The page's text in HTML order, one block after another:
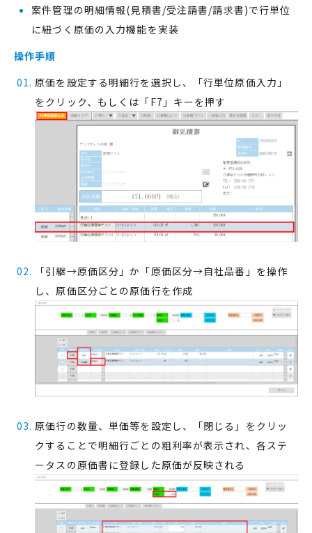
案件管理の明細情報(見積書/受注請書/請求書)で行単位
に紐づく原価の入力機能を実装
操作手順
原価を設定する明細行を選択し、「行単位原価入力」
をクリック、もしくは「F7」キーを押す
「引継→原価区分」か「原価区分→自社品番」を操作
し、原価区分ごとの原価行を作成
原価行の数量、単価等を設定し、「閉じる」をクリッ
クすることで明細行ごとの粗利率が表示され、各ステ
ータスの原価書に登録した原価が反映される